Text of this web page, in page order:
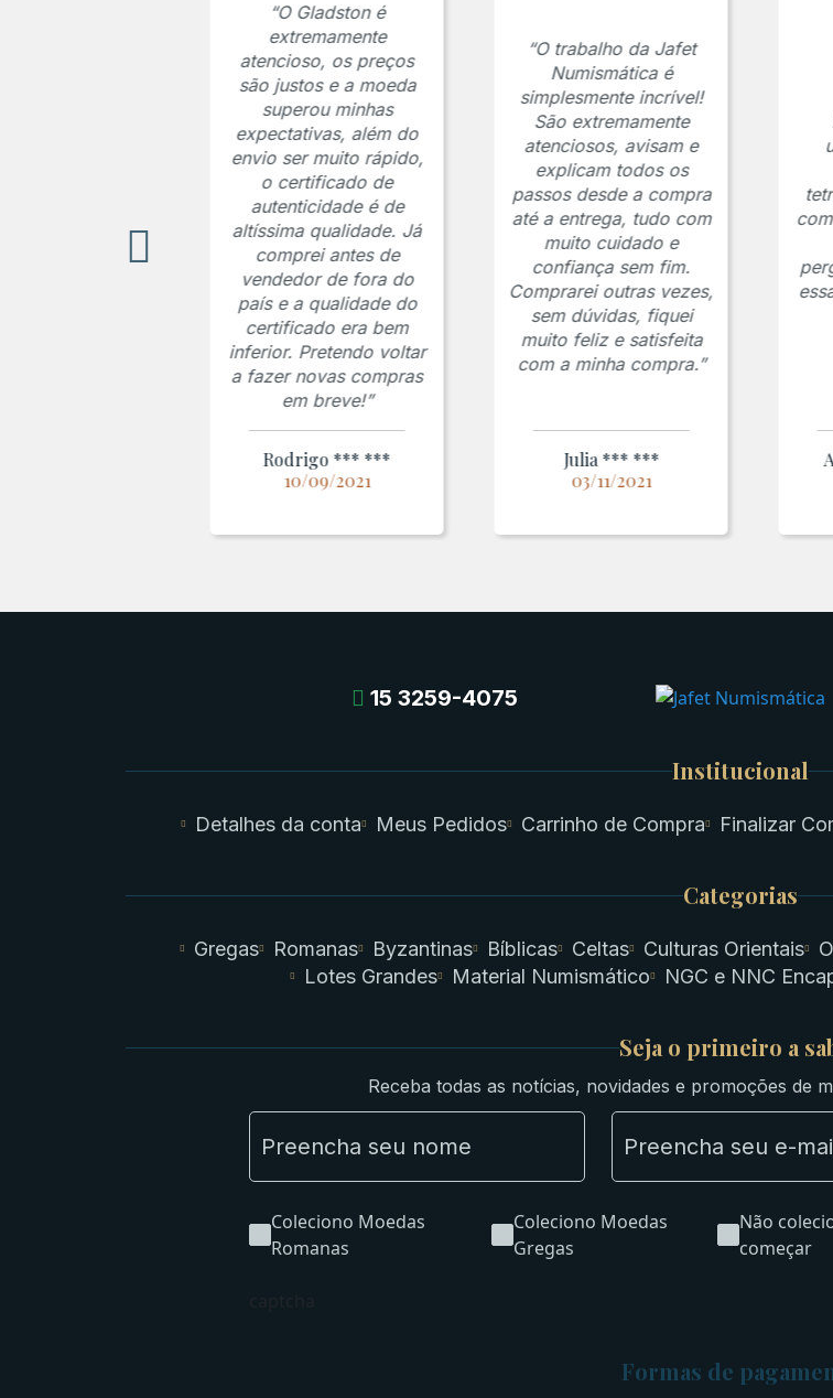
“O Gladston é
extremamente
atencioso, os preços
são justos e a moeda
superou minhas
expectativas, além do
envio ser muito rápido,
o certificado de
autenticidade é de
altíssima qualidade. Já
comprei antes de
vendedor de fora do
país e a qualidade do
certificado era bem
inferior. Pretendo voltar
a fazer novas compras
em breve!”
Rodrigo *** ***
10/09/2021
“O trabalho da Jafet
Numismática é
simplesmente incrível!
São extremamente
atenciosos, avisam e
explicam todos os
passos desde a compra
até a entrega, tudo com
muito cuidado e
confiança sem fim.
Comprarei outras vezes,
sem dúvidas, fiquei
muito feliz e satisfeita
com a minha compra.”
Julia *** ***
03/11/2021
15 3259-4075
Institucional
Detalhes da conta Meus Pedidos Carrinho de Compra Finalizar
Categorias
Gregas Romanas Byzantinas Bíblicas Celtas Culturas Orientais
Lotes Grandes
Material Numismático NGC e NNC
Seja o primeiro a
Receba todas as notícias, novidades e promoções de
Coleciono Moedas
Romanas
Coleciono Moedas
Gregas
Não
começar
Formas de